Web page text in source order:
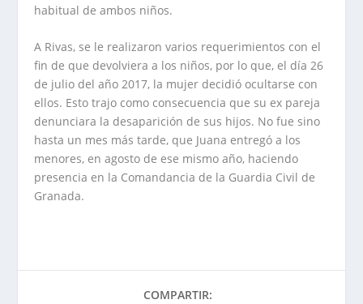
habitual de ambos niños.
A Rivas, se le realizaron varios requerimientos con el
fin de que devolviera a los niños, por lo que, el día 26
de julio del año 2017, la mujer decidió ocultarse con
ellos. Esto trajo como consecuencia que su ex pareja
denunciara la desaparición de sus hijos. No fue sino
hasta un mes más tarde, que Juana entregó a los
menores, en agosto de ese mismo año, haciendo
presencia en la Comandancia de la Guardia Civil de
Granada.
COMPARTIR: